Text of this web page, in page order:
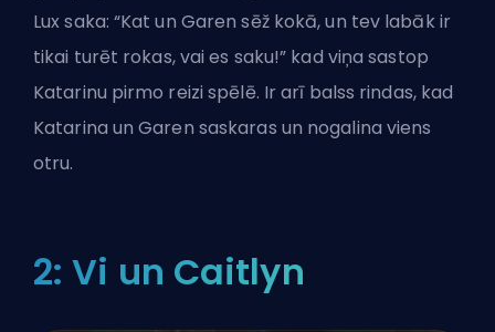
Lux saka: “Kat un Garen sēž kokā, un tev labāk ir
tikai turēt rokas, vai es saku!” kad viņa sastop
Katarinu pirmo reizi spēlē. Ir arī balss rindas, kad
Katarina un Garen saskaras un nogalina viens
otru.
2: Vi un Caitlyn